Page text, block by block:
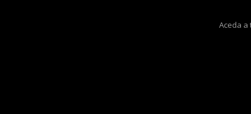
Aceda a